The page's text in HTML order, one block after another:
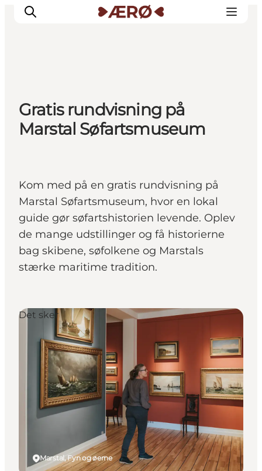
Overnatning
Spisesteder
Oplevelser
Gratis rundvisning på
Marstal Søfartsmuseum
Kom med på en gratis rundvisning på
Marstal Søfartsmuseum, hvor en lokal
guide gør søfartshistorien levende. Oplev
de mange udstillinger og få historierne
bag skibene, søfolkene og Marstals
stærke maritime tradition.
Marstal, Fyn og øerne
Det sker